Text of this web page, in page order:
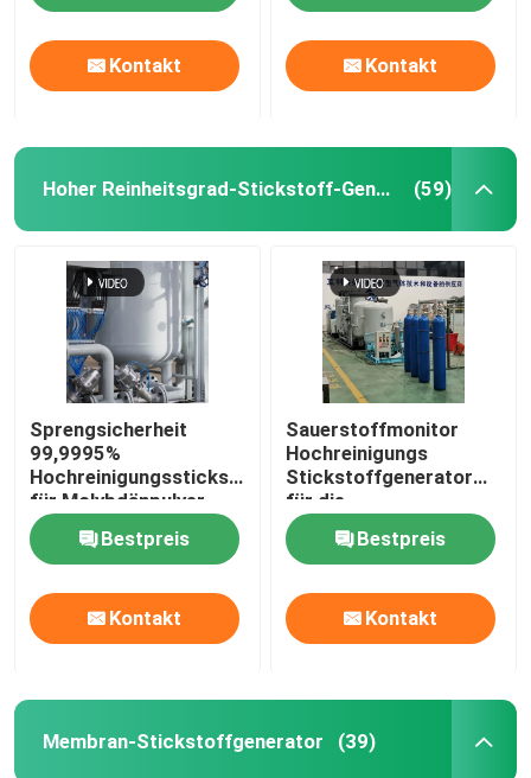
Kontakt Kontakt
Hoher Reinheitsgrad-Stickstoff-Generator (59)
Sprengsicherheit
99,9995%
Hochreinigungsstickstoffgenerator
für Molybdänpulver
Bestpreis
Kontakt
Sauerstoffmonitor
Hochreinigungs
Stickstoffgenerator
für die
Pulvermetallurgie
Bestpreis
Kontakt
Membran-Stickstoffgenerator (39)